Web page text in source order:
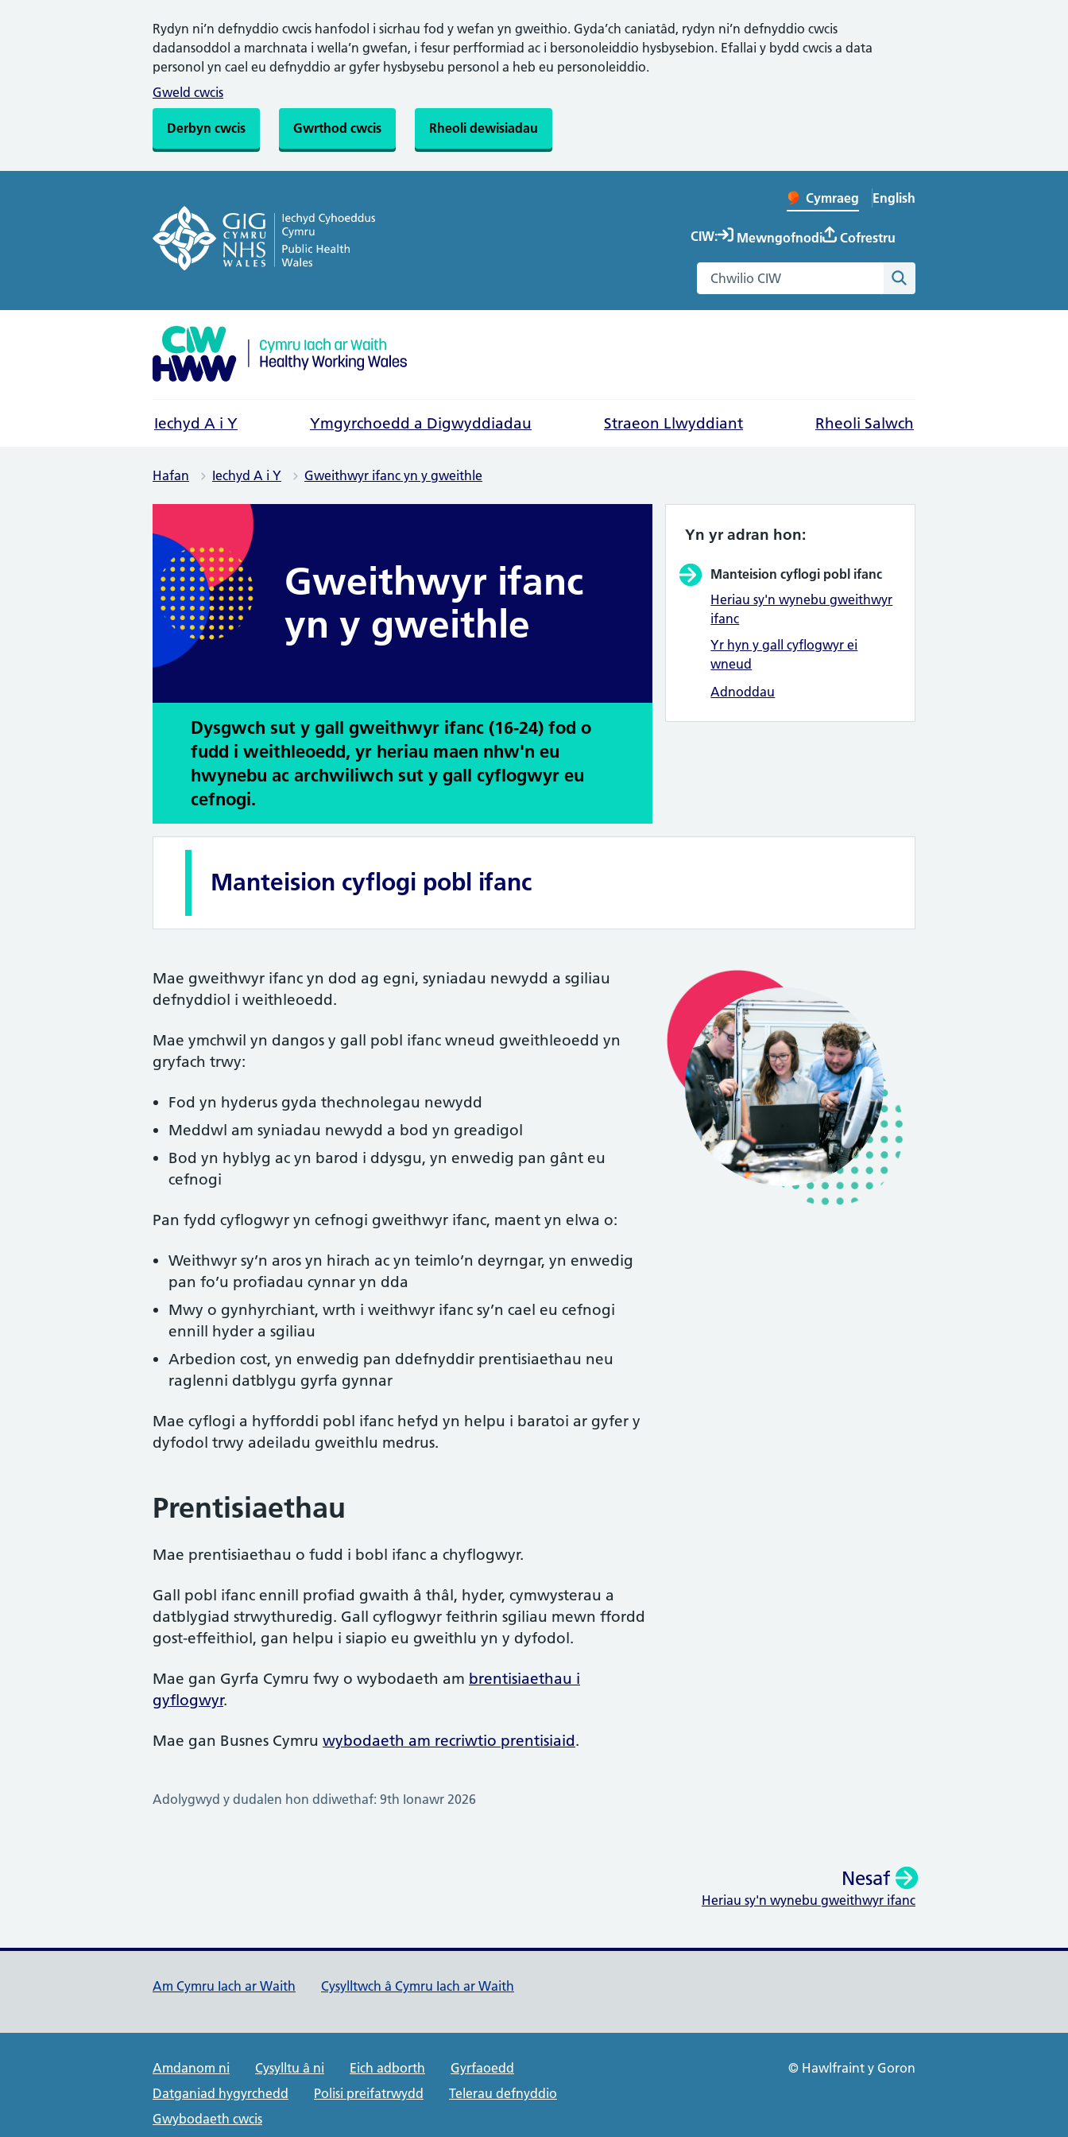
Rydyn ni’n defnyddio cwcis hanfodol i sicrhau fod y wefan yn gweithio. Gyda’ch caniatâd, rydyn ni’n defnyddio cwcis
dadansoddol a marchnata i wella’n gwefan, i fesur perfformiad ac i bersonoleiddio hysbysebion. Efallai y bydd cwcis a data
personol yn cael eu defnyddio ar gyfer hysbysebu personol a heb eu personoleiddio.
Gweld cwcis
Derbyn cwcis Gwrthod cwcis Rheoli dewisiadau
Newid iaith y wefan
Cymraeg English
– Change the language to
CIW: Mewngofnodi Cofrestru
Chwilio gwefan Cymru Iach ar Waith
Chwilio
Iechyd A i Y Ymgyrchoedd a Digwyddiadau Straeon Llwyddiant Rheoli Salwch
Hafan Iechyd A i Y Gweithwyr ifanc yn y gweithle
Gweithwyr ifanc
yn y gweithle
Dysgwch sut y gall gweithwyr ifanc (16-24) fod o
fudd i weithleoedd, yr heriau maen nhw'n eu
hwynebu ac archwiliwch sut y gall cyflogwyr eu
cefnogi.
Yn yr adran hon:
Manteision cyflogi pobl ifanc
Heriau sy'n wynebu gweithwyr
ifanc
Yr hyn y gall cyflogwyr ei
wneud
Adnoddau
Manteision cyflogi pobl ifanc
Mae gweithwyr ifanc yn dod ag egni, syniadau newydd a sgiliau
defnyddiol i weithleoedd.
Mae ymchwil yn dangos y gall pobl ifanc wneud gweithleoedd yn
gryfach trwy:
Fod yn hyderus gyda thechnolegau newydd
Meddwl am syniadau newydd a bod yn greadigol
Bod yn hyblyg ac yn barod i ddysgu, yn enwedig pan gânt eu
cefnogi
Pan fydd cyflogwyr yn cefnogi gweithwyr ifanc, maent yn elwa o:
Weithwyr sy’n aros yn hirach ac yn teimlo’n deyrngar, yn enwedig
pan fo’u profiadau cynnar yn dda
Mwy o gynhyrchiant, wrth i weithwyr ifanc sy’n cael eu cefnogi
ennill hyder a sgiliau
Arbedion cost, yn enwedig pan ddefnyddir prentisiaethau neu
raglenni datblygu gyrfa gynnar
Mae cyflogi a hyfforddi pobl ifanc hefyd yn helpu i baratoi ar gyfer y
dyfodol trwy adeiladu gweithlu medrus.
Prentisiaethau
Mae prentisiaethau o fudd i bobl ifanc a chyflogwyr.
Gall pobl ifanc ennill profiad gwaith â thâl, hyder, cymwysterau a
datblygiad strwythuredig. Gall cyflogwyr feithrin sgiliau mewn ffordd
gost-effeithiol, gan helpu i siapio eu gweithlu yn y dyfodol.
Mae gan Gyrfa Cymru fwy o wybodaeth am brentisiaethau i
gyflogwyr.
Mae gan Busnes Cymru wybodaeth am recriwtio prentisiaid.
Adolygwyd y dudalen hon ddiwethaf: 9th Ionawr 2026
Nesaf
Heriau sy'n wynebu gweithwyr ifanc
Dolenni cymorth Cymru Iach ar Waith
Am Cymru Iach ar Waith Cysylltwch â Cymru Iach ar Waith
Public Health Wales Support links
Amdanom ni Cysylltu â ni Eich adborth
Gyrfaoedd
Datganiad hygyrchedd
Polisi preifatrwydd
Telerau defnyddio
Gwybodaeth cwcis
© Hawlfraint y Goron